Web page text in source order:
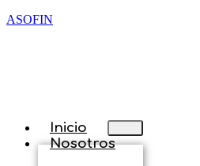
ASOFIN
Inicio
Nosotros